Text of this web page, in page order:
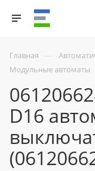
Главная —
Модульные автоматы
D16